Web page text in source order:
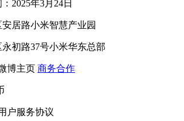
2025年3月24日
居路小米智慧产业园
初路37号小米华东总部
博主页 商务合作
户服务协议